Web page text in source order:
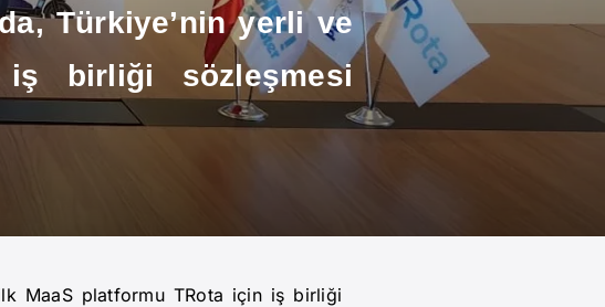
Türkiye’nin yerli ve
birliği sözleşmesi
MaaS platformu TRota için iş birliği